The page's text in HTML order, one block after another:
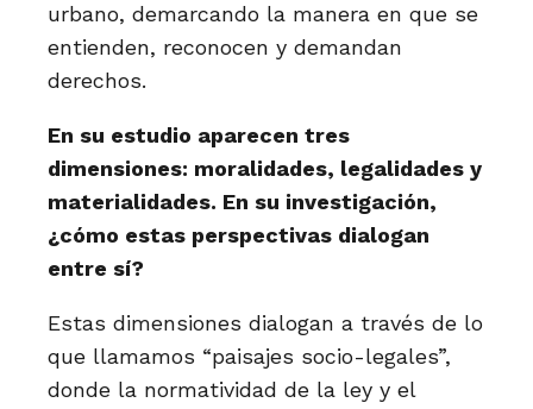
urbano, demarcando la manera en que se
entienden, reconocen y demandan
derechos.
En su estudio aparecen tres
dimensiones: moralidades, legalidades y
materialidades. En su investigación,
¿cómo estas perspectivas dialogan
entre sí?
Estas dimensiones dialogan a través de lo
que llamamos “paisajes socio-legales”,
donde la normatividad de la ley y el